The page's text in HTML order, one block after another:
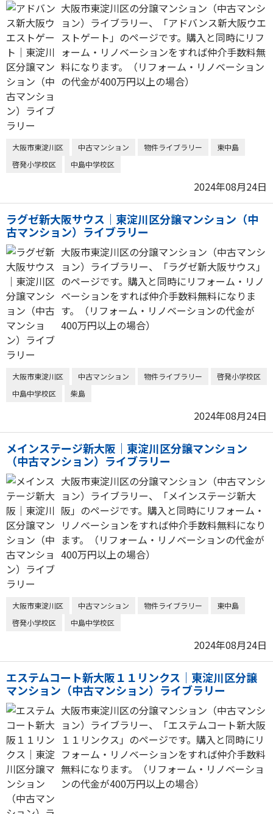
大阪市東淀川区の分譲マンション（中古マンシ
ョン）ライブラリー、「アドバンス新大阪ウエ
ストゲート」のページです。購入と同時にリフ
ォーム・リノベーションをすれば仲介手数料無
料になります。（リフォーム・リノベーション
の代金が400万円以上の場合）
大阪市東淀川区 中古マンション 物件ライブラリー
東中島
啓発小学校区
中島中学校区
2024年08月24日
ラグゼ新大阪サウス｜東淀川区分譲マンション（中
古マンション）ライブラリー
大阪市東淀川区の分譲マンション（中古マンシ
ョン）ライブラリー、「ラグゼ新大阪サウス」
のページです。購入と同時にリフォーム・リノ
ベーションをすれば仲介手数料無料になりま
す。（リフォーム・リノベーションの代金が
400万円以上の場合）
大阪市東淀川区 中古マンション 物件ライブラリー
啓発小学校区
中島中学校区
柴島
2024年08月24日
メインステージ新大阪｜東淀川区分譲マンション
（中古マンション）ライブラリー
大阪市東淀川区の分譲マンション（中古マンシ
ョン）ライブラリー、「メインステージ新大
阪」のページです。購入と同時にリフォーム・
リノベーションをすれば仲介手数料無料になり
ます。（リフォーム・リノベーションの代金が
400万円以上の場合）
大阪市東淀川区 中古マンション 物件ライブラリー
東中島
啓発小学校区
中島中学校区
2024年08月24日
エステムコート新大阪１１リンクス｜東淀川区分譲
マンション（中古マンション）ライブラリー
大阪市東淀川区の分譲マンション（中古マンシ
ョン）ライブラリー、「エステムコート新大阪
１１リンクス」のページです。購入と同時にリ
フォーム・リノベーションをすれば仲介手数料
無料になります。（リフォーム・リノベーショ
ンの代金が400万円以上の場合）